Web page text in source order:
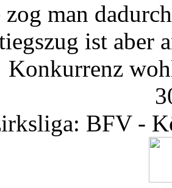
zog man
ist aber
Konkurrenz
BFV -